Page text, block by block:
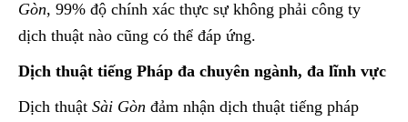
Gòn, 99% độ chính xác thực sự không phải công ty
dịch thuật nào cũng có thể đáp ứng.
Dịch thuật tiếng Pháp đa chuyên ngành, đa lĩnh vực
Dịch thuật Sài Gòn đảm nhận dịch thuật tiếng pháp